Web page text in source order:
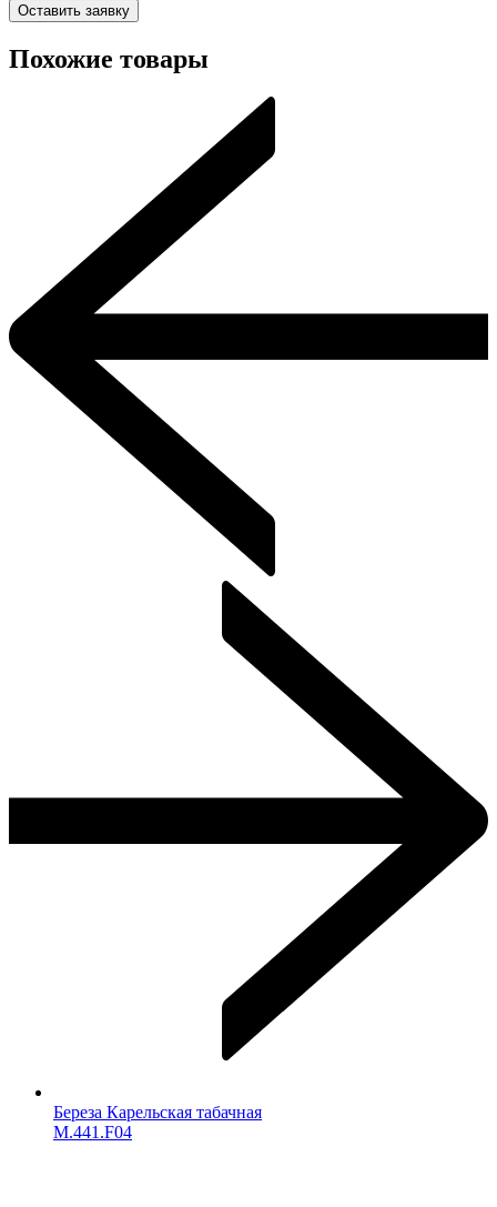
Оставить заявку
Похожие товары
Береза Карельская табачная
M.441.F04